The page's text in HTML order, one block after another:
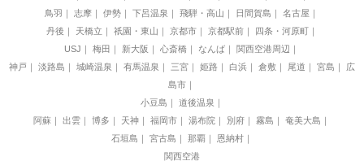
鳥羽
志摩 伊勢 下呂温泉 飛騨・高山 日間賀島
名古屋
丹後
天橋立 祇園・東山 京都市 京都駅前
四条・河原町
USJ
梅田 新大阪 心斎橋 なんば
関西空港周辺
神戸
淡路島 城崎温泉 有馬温泉 三宮 姫路 白浜 倉敷 尾道 宮島
広
島市
小豆島
道後温泉
阿蘇
出雲 博多 天神 福岡市 湯布院 別府 霧島
奄美大島
石垣島
宮古島 那覇
恩納村
関西空港